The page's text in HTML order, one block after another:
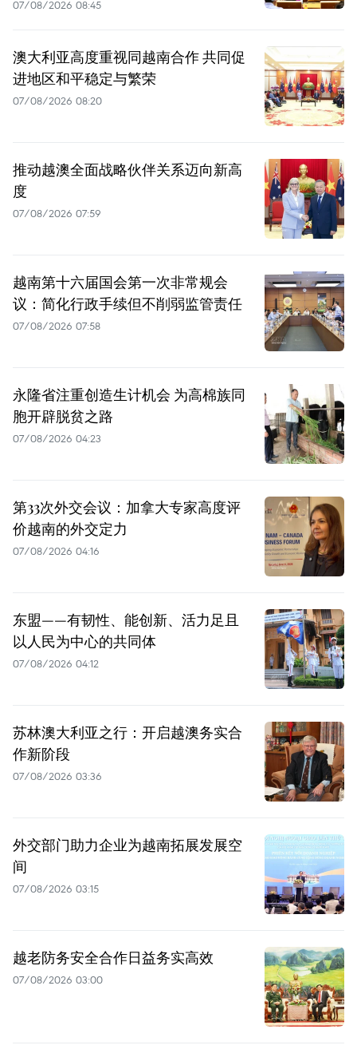
07/08/2026 08:45
澳大利亚高度重视同越南合作 共同促
进地区和平稳定与繁荣
07/08/2026 08:20
推动越澳全面战略伙伴关系迈向新高
度
07/08/2026 07:59
越南第十六届国会第一次非常规会
议：简化行政手续但不削弱监管责任
07/08/2026 07:58
永隆省注重创造生计机会 为高棉族同
胞开辟脱贫之路
07/08/2026 04:23
第33次外交会议：加拿大专家高度评
价越南的外交定力
07/08/2026 04:16
东盟——有韧性、能创新、活力足且
以人民为中心的共同体
07/08/2026 04:12
苏林澳大利亚之行：开启越澳务实合
作新阶段
07/08/2026 03:36
外交部门助力企业为越南拓展发展空
间
07/08/2026 03:15
越老防务安全合作日益务实高效
07/08/2026 03:00